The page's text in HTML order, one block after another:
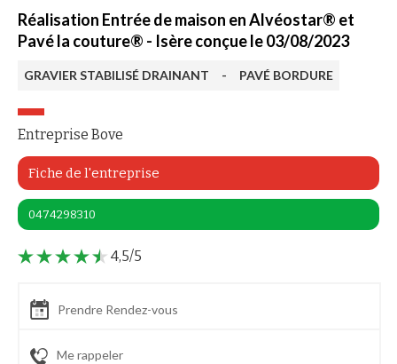
Réalisation Entrée de maison en Alvéostar® et
Pavé la couture® - Isère conçue le 03/08/2023
GRAVIER STABILISÉ DRAINANT - PAVÉ BORDURE
Entreprise Bove
Fiche de l'entreprise
0474298310
4,5/5
Prendre Rendez-vous
Me rappeler